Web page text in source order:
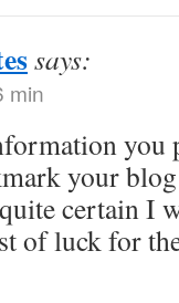
says:
min
you
your blog
certain I
of luck for